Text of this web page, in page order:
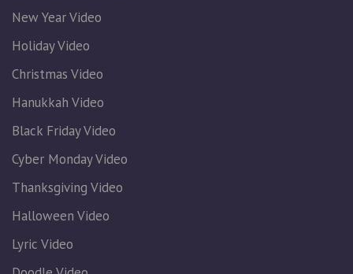
New Year Video
Holiday Video
Christmas Video
Hanukkah Video
Black Friday Video
Cyber Monday Video
Thanksgiving Video
Halloween Video
Lyric Video